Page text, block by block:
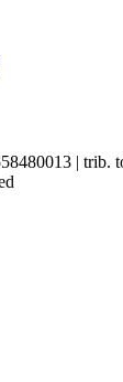
| trib.